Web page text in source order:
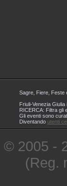
Sagre, Fiere, Feste
Friuli-Venezia
RICERCA: Filtra gli
Gli eventi sono
Diventando utenti
© 2005 -
(Reg.